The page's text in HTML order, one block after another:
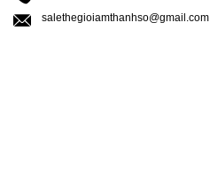
salethegioiamthanhso@gmail.com